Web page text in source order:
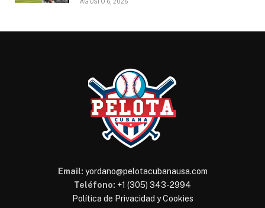
Email: yordano@pelotacubanausa.com
Teléfono: +1 (305) 343-2994
Política de Privacidad y Cookies